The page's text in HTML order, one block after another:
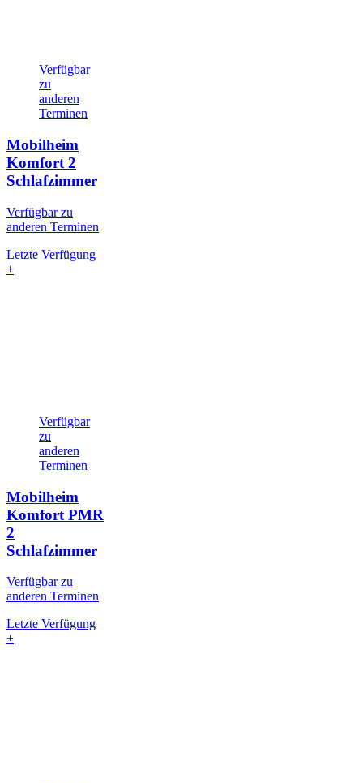
Verfügbar
zu
anderen
Terminen
Mobilheim
Komfort 2
Schlafzimmer
Verfügbar zu
anderen Terminen
Letzte Verfügung
+
Verfügbar
zu
anderen
Terminen
Mobilheim
Komfort PMR
2
Schlafzimmer
Verfügbar zu
anderen Terminen
Letzte Verfügung
+